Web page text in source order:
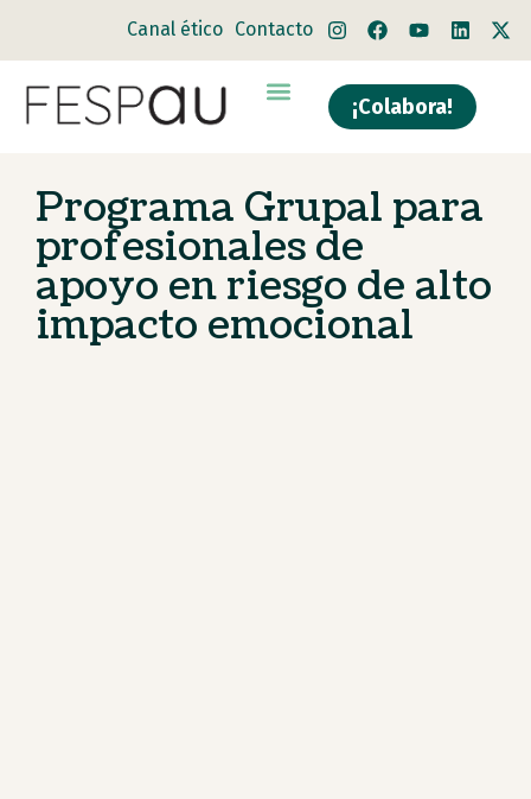
Canal ético Contacto
¡Colabora!
Programa Grupal para
profesionales de
apoyo en riesgo de alto
impacto emocional